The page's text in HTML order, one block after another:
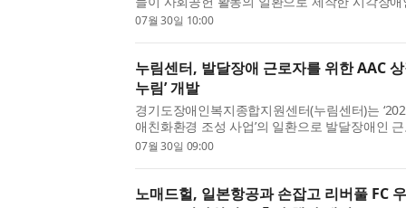
트 ‘Dream Together’ 전달식을 지난 7월 29일(
07월 30일 10:00
누림센터, 발달장애 근로자를 위한 AAC
누림’ 개발
경기도장애인복지종합지원센터(누림센터)는
애친화환경 조성 사업’의 일환으로 발달장애인
소통과 권리보장을 위한 보완대체의사소통
07월 30일 09:00
노매드헐, 일본항공과 손잡고 리버풀 FC